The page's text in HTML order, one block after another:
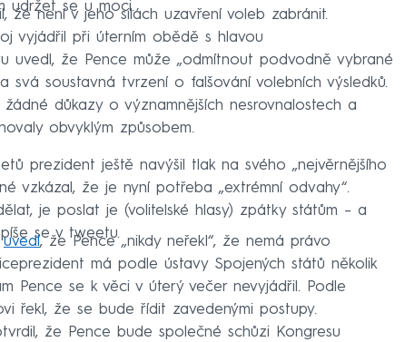
udržet se u moci.
že není v jeho silách uzavření voleb zabránit.
vyjádřil při úterním obědě s hlavou
uvedl, že Pence může „odmítnout podvodně vybrané
svá soustavná tvrzení o falšování volebních výsledků.
důkazy o významnějších nesrovnalostech a
obvyklým způsobem.
prezident ještě navýšil tlak na svého „nejvěrnějšího
vzkázal, že je nyní potřeba „extrémní odvahy“.
je poslat je (volitelské hlasy) zpátky státům – a
se v tweetu.
uvedl, že Pence „nikdy neřekl“, že nemá právo
má podle ústavy Spojených států několik
Pence se k věci v úterý večer nevyjádřil. Podle
řekl, že se bude řídit zavedenými postupy.
že Pence bude společné schůzi Kongresu